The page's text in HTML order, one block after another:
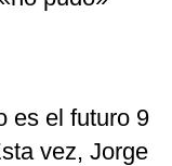
es el futuro 9
vez, Jorge